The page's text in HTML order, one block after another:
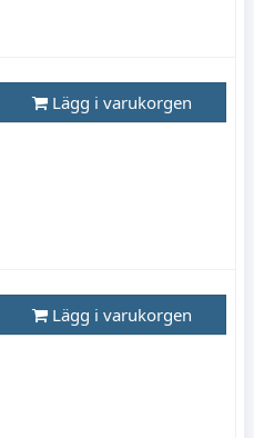
Lägg i varukorgen
Lägg i varukorgen